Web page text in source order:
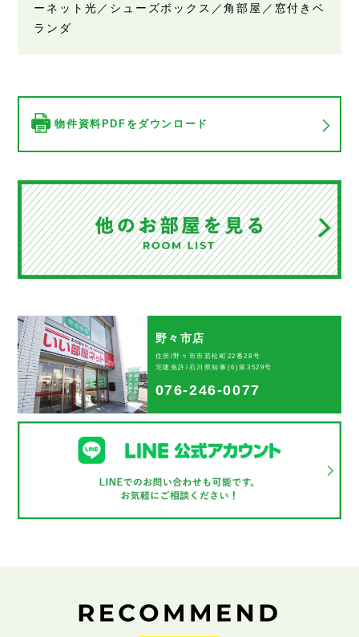
ーネット光／シューズボックス／角部屋／窓付きベ
ランダ
物件資料PDFをダウンロード
野々市店
住所/野々市市若松町22番28号
宅建免許/石川県知事(6)第3529号
076-246-0077